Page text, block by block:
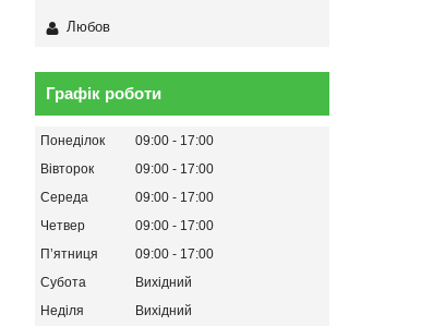
Любов
Графік роботи
Понеділок 09:00
17:00
Вівторок
09:00
17:00
Середа
09:00
17:00
Четвер
09:00
17:00
Пʼятниця
09:00
17:00
Субота
Вихідний
Неділя
Вихідний